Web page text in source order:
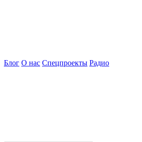
Блог О нас Спецпроекты Радио